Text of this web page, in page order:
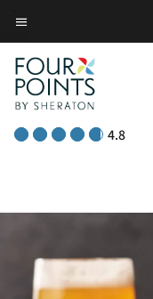
Skip
to
main
content
菜单文本
4.8